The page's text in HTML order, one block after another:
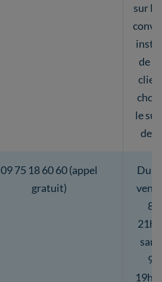
sur
de
le
09 75 18 60 60 (appel
gratuit)
Du